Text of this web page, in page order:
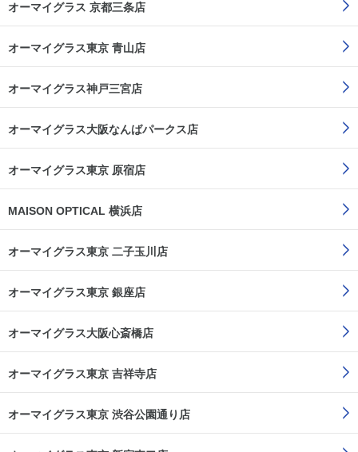
オーマイグラス 京都三条店
オーマイグラス東京 青山店
オーマイグラス神戸三宮店
オーマイグラス大阪なんばパークス店
オーマイグラス東京 原宿店
MAISON OPTICAL 横浜店
オーマイグラス東京 二子玉川店
オーマイグラス東京 銀座店
オーマイグラス大阪心斎橋店
オーマイグラス東京 吉祥寺店
オーマイグラス東京 渋谷公園通り店